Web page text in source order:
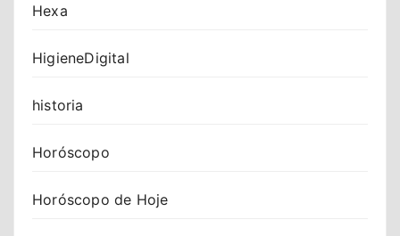
Hexa
HigieneDigital
historia
Horóscopo
Horóscopo de Hoje